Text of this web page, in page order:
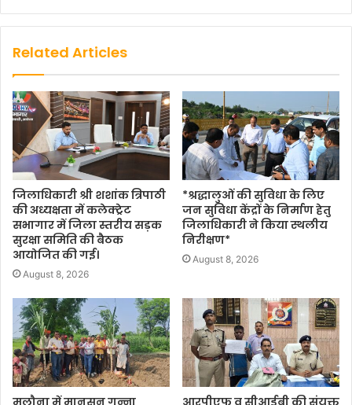
Related Articles
जिलाधिकारी श्री शशांक त्रिपाठी
की अध्यक्षता में कलेक्ट्रेट
सभागार में जिला स्तरीय सड़क
सुरक्षा समिति की बैठक
आयोजित की गई।
August 8, 2026
*श्रद्धालुओं की सुविधा के लिए
जन सुविधा केंद्रों के निर्माण हेतु
जिलाधिकारी ने किया स्थलीय
निरीक्षण*
August 8, 2026
मलौना में मानसून गन्ना
आरपीएफ व सीआईबी की संयुक्त